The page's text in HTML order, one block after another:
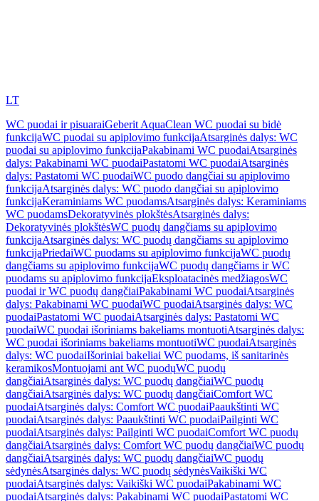
LT
WC puodai ir pisuaraiGeberit AquaClean WC puodai su bidė
funkcijaWC puodai su apiplovimo funkcijaAtsarginės dalys: WC
puodai su apiplovimo funkcijaPakabinami WC puodaiAtsarginės
dalys: Pakabinami WC puodaiPastatomi WC puodaiAtsarginės
dalys: Pastatomi WC puodaiWC puodo dangčiai su apiplovimo
funkcijaAtsarginės dalys: WC puodo dangčiai su apiplovimo
funkcijaKeraminiams WC puodamsAtsarginės dalys: Keraminiams
WC puodamsDekoratyvinės plokštėsAtsarginės dalys:
Dekoratyvinės plokštėsWC puodų dangčiams su apiplovimo
funkcijaAtsarginės dalys: WC puodų dangčiams su apiplovimo
funkcijaPriedaiWC puodams su apiplovimo funkcijaWC puodų
dangčiams su apiplovimo funkcijaWC puodų dangčiams ir WC
puodams su apiplovimo funkcijaEksploatacinės medžiagosWC
puodai ir WC puodų dangčiaiPakabinami WC puodaiAtsarginės
dalys: Pakabinami WC puodaiWC puodaiAtsarginės dalys: WC
puodaiPastatomi WC puodaiAtsarginės dalys: Pastatomi WC
puodaiWC puodai išoriniams bakeliams montuotiAtsarginės dalys:
WC puodai išoriniams bakeliams montuotiWC puodaiAtsarginės
dalys: WC puodaiIšoriniai bakeliai WC puodams, iš sanitarinės
keramikosMontuojami ant WC puodųWC puodų
dangčiaiAtsarginės dalys: WC puodų dangčiaiWC puodų
dangčiaiAtsarginės dalys: WC puodų dangčiaiComfort WC
puodaiAtsarginės dalys: Comfort WC puodaiPaaukštinti WC
puodaiAtsarginės dalys: Paaukštinti WC puodaiPailginti WC
puodaiAtsarginės dalys: Pailginti WC puodaiComfort WC puodų
dangčiaiAtsarginės dalys: Comfort WC puodų dangčiaiWC puodų
dangčiaiAtsarginės dalys: WC puodų dangčiaiWC puodų
sėdynėsAtsarginės dalys: WC puodų sėdynėsVaikiški WC
puodaiAtsarginės dalys: Vaikiški WC puodaiPakabinami WC
puodaiAtsarginės dalys: Pakabinami WC puodaiPastatomi WC